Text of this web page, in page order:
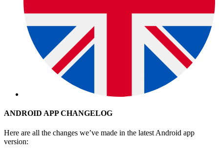
ANDROID APP CHANGELOG
Here are all the changes we’ve made in the latest Android app
version: